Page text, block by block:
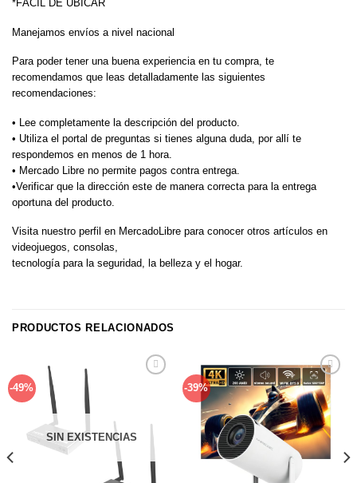
*FÁCIL DE UBICAR
Manejamos envíos a nivel nacional
Para poder tener una buena experiencia en tu compra, te
recomendamos que leas detalladamente las siguientes
recomendaciones:
• Lee completamente la descripción del producto.
• Utiliza el portal de preguntas si tienes alguna duda, por allí te
respondemos en menos de 1 hora.
• Mercado Libre no permite pagos contra entrega.
•Verificar que la dirección este de manera correcta para la entrega
oportuna del producto.
Visita nuestro perfil en MercadoLibre para conocer otros artículos en
videojuegos, consolas,
tecnología para la seguridad, la belleza y el hogar.
PRODUCTOS RELACIONADOS
-49%
SIN EXISTENCIAS
-39%
Añadir
a la
lista de
deseos